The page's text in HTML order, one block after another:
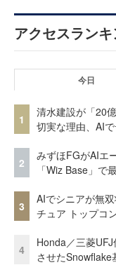
アクセスラン
今日
1
清水建設が「20
切実な理由、AI
2
みずほFGがAIエ
「Wiz Base」で
3
AIでシニアが無
チュア トップコ
4
Honda／三菱UFJ
させたSnowflake